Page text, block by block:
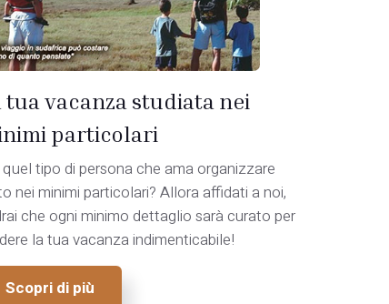
tua vacanza studiata nei
particolari
quel tipo di persona che ama organizzare
nei minimi particolari? Allora affidati a noi,
che ogni minimo dettaglio sarà curato per
la tua vacanza indimenticabile!
Scopri di più